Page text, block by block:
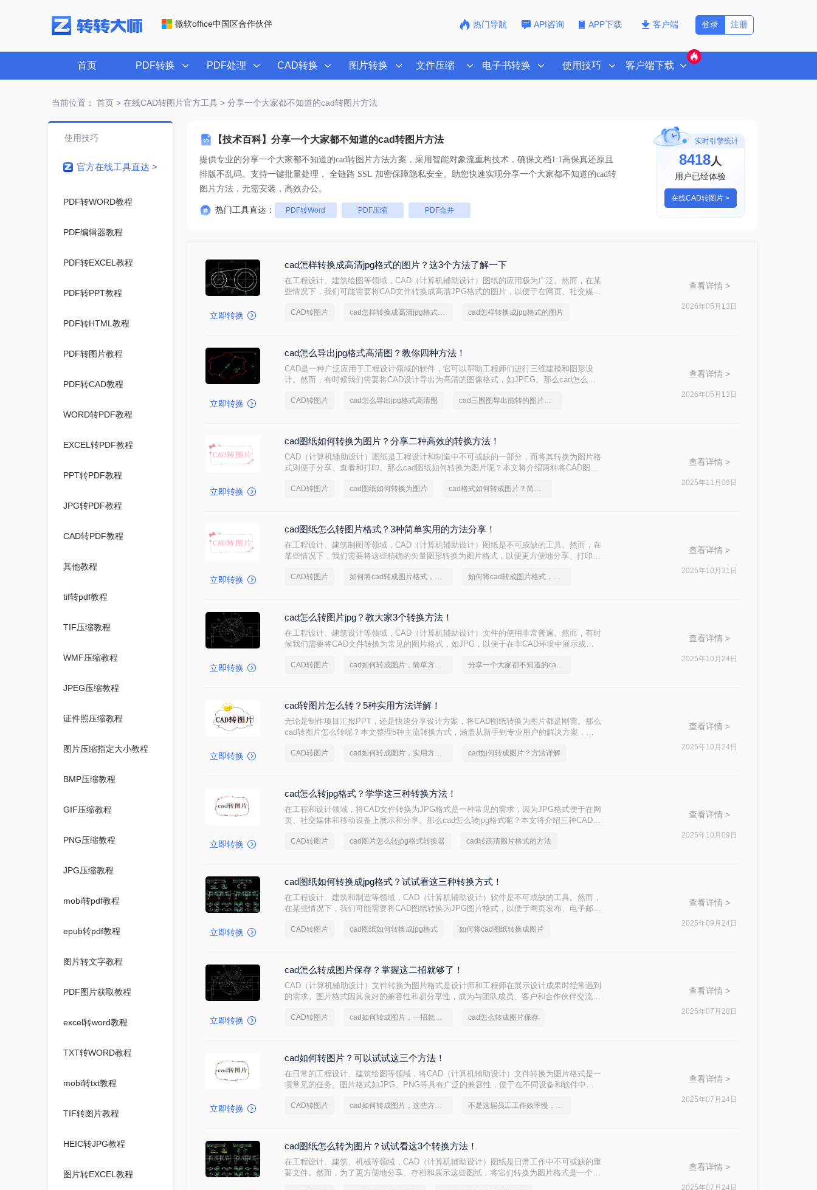
微软office中国区合作伙伴 热门导航 API咨询 APP下载 客户端 注册
登录
首页 PDF转换 PDF处理 CAD转换 图片转换 文件压缩 电子书转换 使用技巧 客户端下载
当前位置： 首页> 在线CAD转图片官方工具> 分享一个大家都不知道的cad转图片方法
【技术百科】分享一个大家都不知道的cad转图片方法
提供专业的分享一个大家都不知道的cad转图片方法方案，采用智能对象流重构技术，确保文档1:1高保真还原且
排版不乱码。支持一键批量处理， 全链路 SSL 加密保障隐私安全。助您快速实现分享一个大家都不知道的cad转
图片方法，无需安装，高效办公。
热门工具直达： PDF转Word PDF压缩 PDF合并
实时引擎统计
8418人
用户已经体验
在线CAD转图片 >
使用技巧
官方在线工具直达 >
PDF转WORD教程
PDF编辑器教程
PDF转EXCEL教程
PDF转PPT教程
PDF转HTML教程
PDF转图片教程
PDF转CAD教程
WORD转PDF教程
EXCEL转PDF教程
PPT转PDF教程
JPG转PDF教程
CAD转PDF教程
其他教程
tif转pdf教程
TIF压缩教程
WMF压缩教程
JPEG压缩教程
证件照压缩教程
图片压缩指定大小教程
BMP压缩教程
GIF压缩教程
PNG压缩教程
JPG压缩教程
mobi转pdf教程
epub转pdf教程
图片转文字教程
PDF图片获取教程
excel转word教程
TXT转WORD教程
mobi转txt教程
TIF转图片教程
HEIC转JPG教程
图片转EXCEL教程
立即转换
cad怎样转换成高清jpg格式的图片？这3个方法了解一下
在工程设计、建筑绘图等领域，CAD（计算机辅助设计）图纸的应用极为广泛。然而，在某
些情况下，我们可能需要将CAD文件转换成高清JPG格式的图片，以便于在网页、社交媒
种将CAD转换成高清JPG格式图片的方法。
CAD转图片 cad怎样转换成高清jpg格式的图片 cad怎样转换成jpg格式的图片
查看详情 >
2026年05月13日
立即转换
cad怎么导出jpg格式高清图？教你四种方法！
CAD是一种广泛应用于工程设计领域的软件，它可以帮助工程师们进行三维建模和图形设
计。然而，有时候我们需要将CAD设计导出为高清的图像格式，如JPEG。那么cad怎么导
CAD转图片 cad怎么导出jpg格式高清图 cad三围图导出能转的图片格式
查看详情 >
2026年05月13日
立即转换
cad图纸如何转换为图片？分享二种高效的转换方法！
CAD（计算机辅助设计）图纸是工程设计和制造中不可或缺的一部分，而将其转换为图片格
式则便于分享、查看和打印。那么cad图纸如何转换为图片呢？本文将介绍两种将CAD图纸
CAD转图片 cad图纸如何转换为图片 cad格式如何转成图片？简单高效的恢复方法
查看详情 >
2025年11月09日
立即转换
cad图纸怎么转图片格式？3种简单实用的方法分享！
在工程设计、建筑制图等领域，CAD（计算机辅助设计）图纸是不可或缺的工具。然而，在
某些情况下，我们需要将这些精确的矢量图形转换为图片格式，以便更方便地分享、打印或
片格式的方法。
CAD转图片 如何将cad转成图片格式，分享一种简单的方法 如何将cad转成图片格式，实用的方法来了
查看详情 >
2025年10月31日
立即转换
cad怎么转图片jpg？教大家3个转换方法！
在工程设计、建筑设计等领域，CAD（计算机辅助设计）文件的使用非常普遍。然而，有时
候我们需要将CAD文件转换为常见的图片格式，如JPG，以便于在非CAD环境中展示或分
CAD转图片 cad如何转成图片，简单方法教你一招 分享一个大家都不知道的cad转图片方法
查看详情 >
2025年10月24日
立即转换
cad转图片怎么转？5种实用方法详解！
无论是制作项目汇报PPT，还是快速分享设计方案，将CAD图纸转换为图片都是刚需。那么
cad转图片怎么转呢？本文整理5种主流转换方式，涵盖从新手到专业用户的解决方案，附
CAD转图片 cad如何转成图片，实用方法不要错过 cad如何转成图片？方法详解
查看详情 >
2025年10月24日
立即转换
cad怎么转jpg格式？学学这三种转换方法！
在工程和设计领域，将CAD文件转换为JPG格式是一种常见的需求，因为JPG格式便于在网
页、社交媒体和移动设备上展示和分享。那么cad怎么转jpg格式呢？本文将介绍三种CAD转
CAD转图片 cad图片怎么转jpg格式转换器 cad转高清图片格式的方法
查看详情 >
2025年10月09日
立即转换
cad图纸如何转换成jpg格式？试试看这三种转换方式！
在工程设计、建筑和制造等领域，CAD（计算机辅助设计）软件是不可或缺的工具。然而，
在某些情况下，我们可能需要将CAD图纸转换为JPG图片格式，以便于网页发布、电子邮件
绍三种将CAD图纸转换为JPG图片的方法。
CAD转图片 cad图纸如何转换成jpg格式 如何将cad图纸转换成图片
查看详情 >
2025年09月24日
立即转换
cad怎么转成图片保存？掌握这二招就够了！
CAD（计算机辅助设计）文件转换为图片格式是设计师和工程师在展示设计成果时经常遇到
的需求。图片格式因其良好的兼容性和易分享性，成为与团队成员、客户和合作伙伴交流的
法。
CAD转图片 cad如何转成图片，一招就能轻松搞定 cad怎么转成图片保存
查看详情 >
2025年07月28日
立即转换
cad如何转图片？可以试试这三个方法！
在日常的工程设计、建筑绘图等领域，将CAD（计算机辅助设计）文件转换为图片格式是一
项常见的任务。图片格式如JPG、PNG等具有广泛的兼容性，便于在不同设备和软件中查
CAD转图片 cad如何转成图片，这些方法可以帮到你 不是这届员工工作效率慢，是你不会cad转图片这一招！
查看详情 >
2025年07月24日
cad图纸怎么转为图片？试试看这3个转换方法！
在工程设计、建筑、机械等领域，CAD（计算机辅助设计）图纸是日常工作中不可或缺的重
要文件。然而，为了更方便地分享、存档和展示这些图纸，将它们转换为图片格式是一个明
查看详情 >
2025年07月24日